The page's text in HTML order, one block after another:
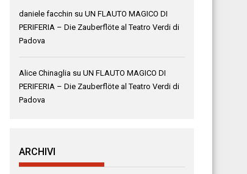
daniele facchin suUN FLAUTO MAGICO DI
PERIFERIA – Die Zauberflöte al Teatro Verdi di
Padova
Alice Chinaglia suUN FLAUTO MAGICO DI
PERIFERIA – Die Zauberflöte al Teatro Verdi di
Padova
ARCHIVI